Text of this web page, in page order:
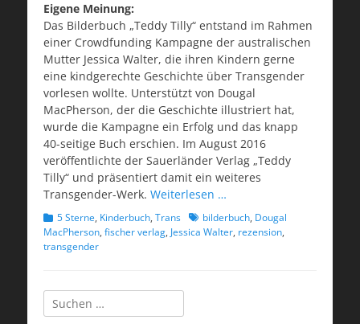
Eigene Meinung:
Das Bilderbuch „Teddy Tilly“ entstand im Rahmen
einer Crowdfunding Kampagne der australischen
Mutter Jessica Walter, die ihren Kindern gerne
eine kindgerechte Geschichte über Transgender
vorlesen wollte. Unterstützt von Dougal
MacPherson, der die Geschichte illustriert hat,
wurde die Kampagne ein Erfolg und das knapp
40-seitige Buch erschien. Im August 2016
veröffentlichte der Sauerländer Verlag „Teddy
Tilly“ und präsentiert damit ein weiteres
Transgender-Werk. Weiterlesen …
Kategorien
5 Sterne, Kinderbuch, Trans Schlagworte
bilderbuch, Dougal
MacPherson, fischer verlag, Jessica Walter, rezension,
transgender
Suchen
nach: